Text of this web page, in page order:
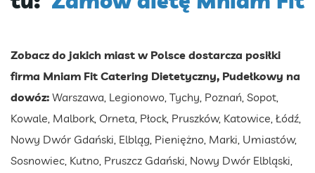
Zobacz do jakich miast w Polsce dostarcza posiłki
firma Mniam Fit Catering Dietetyczny, Pudełkowy na
dowóz: Warszawa, Legionowo, Tychy, Poznań, Sopot,
Kowale, Malbork, Orneta, Płock, Pruszków, Katowice, Łódź,
Nowy Dwór Gdański, Elbląg, Pieniężno, Marki, Umiastów,
Sosnowiec, Kutno, Pruszcz Gdański, Nowy Dwór Elbląski,